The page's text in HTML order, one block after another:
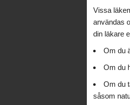
Vissa
användas
din läkare
Om du
Om du
Om du
såsom